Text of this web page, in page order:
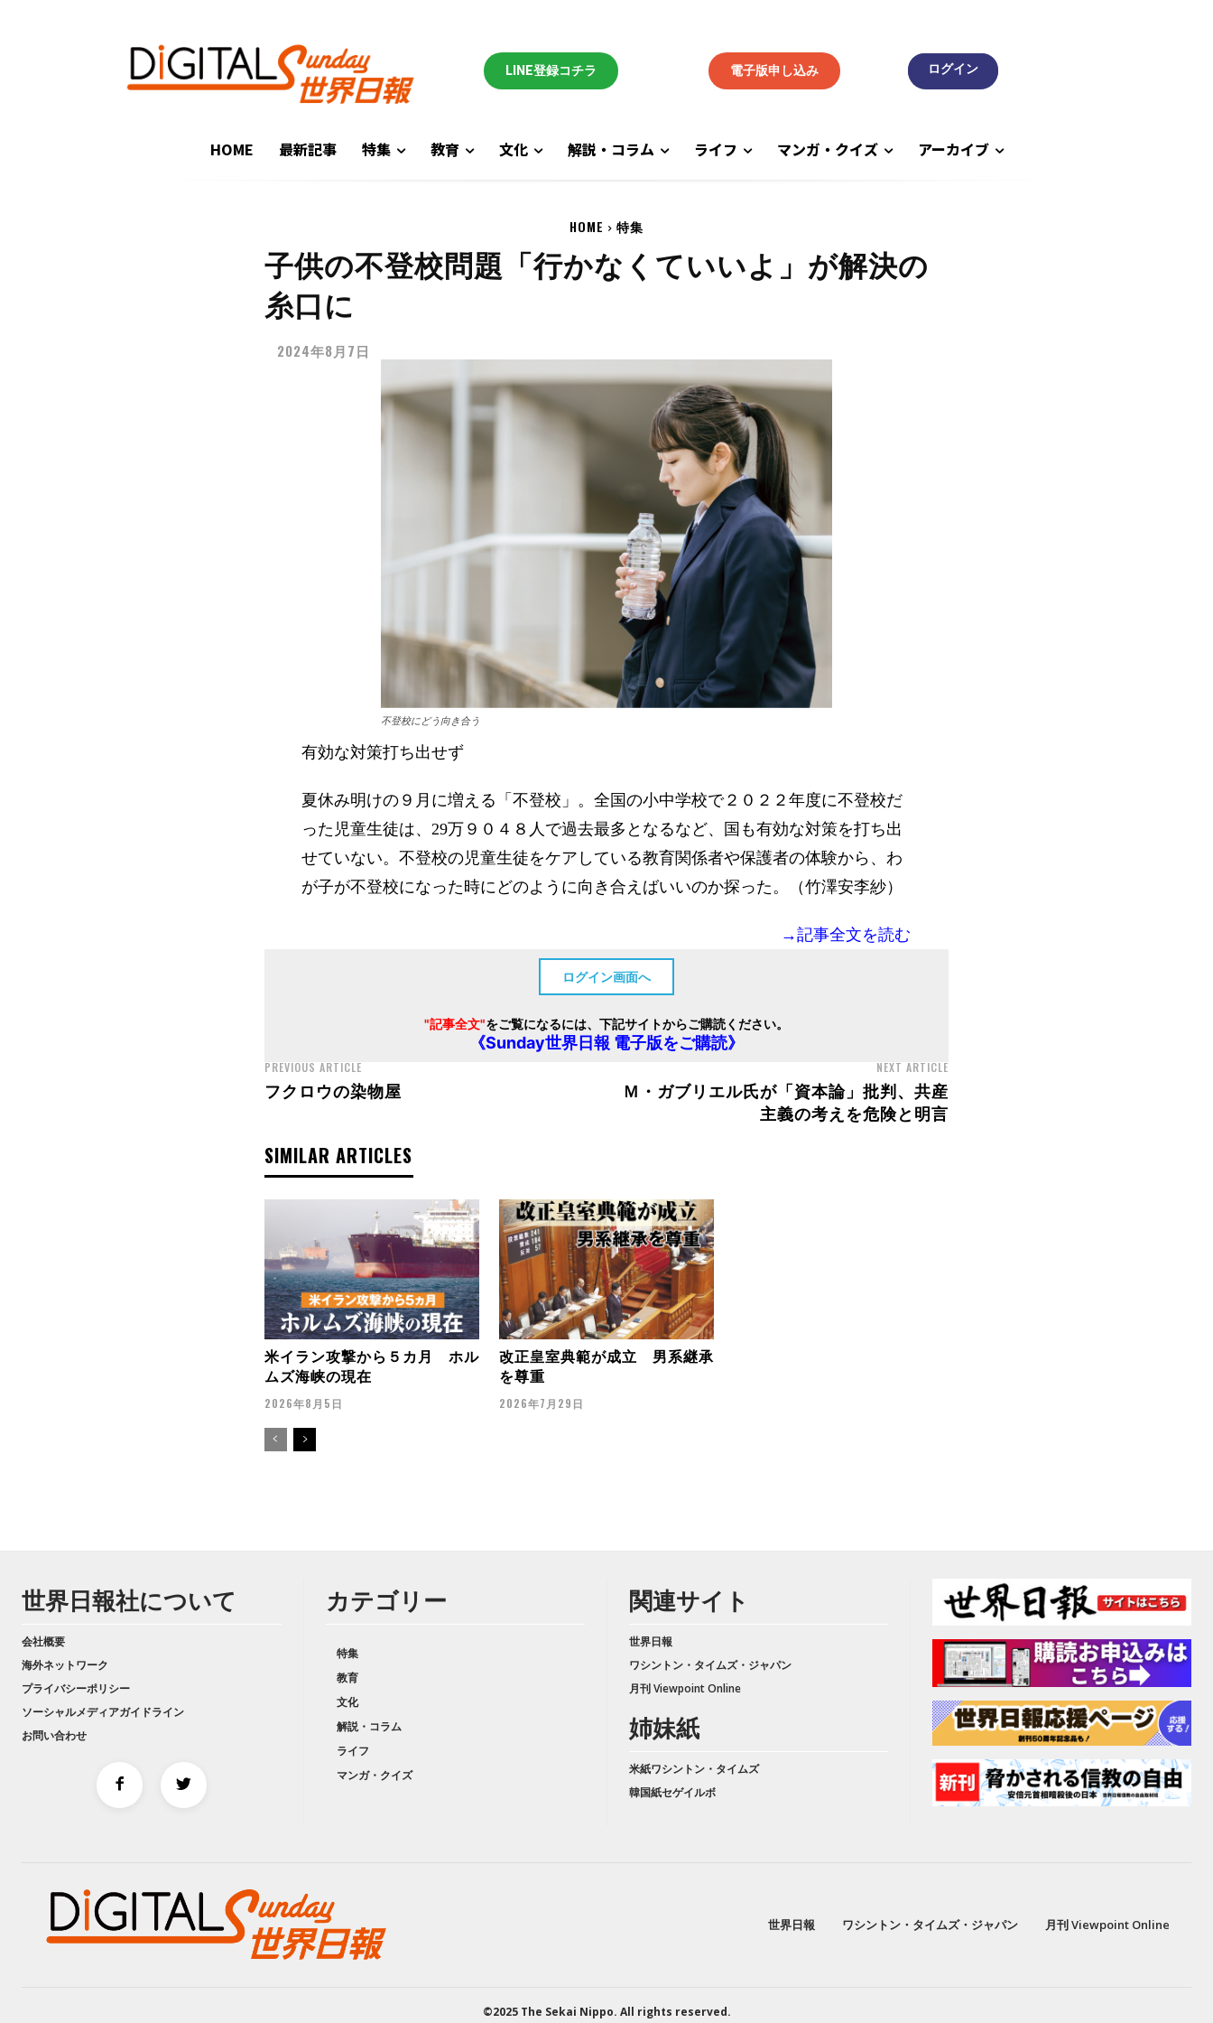
LINE登録コチラ 電子版申し込み
HOME 最新記事 特集 教育 文化 解説・コラム ライフ マンガ・クイズ アーカイブ
HOME 特集
子供の不登校問題「行かなくていいよ」が解決の
糸口に
2024年8月7日
不登校にどう向き合う
有効な対策打ち出せず
夏休み明けの９月に増える「不登校」。全国の小中学校で２０２２年度に不登校だ
った児童生徒は、29万９０４８人で過去最多となるなど、国も有効な対策を打ち出
せていない。不登校の児童生徒をケアしている教育関係者や保護者の体験から、わ
が子が不登校になった時にどのように向き合えばいいのか探った。（竹澤安李紗）
→記事全文を読む
ログイン画面へ
"記事全文"をご覧になるには、下記サイトからご購読ください。
《Sunday世界日報 電子版をご購読》
PREVIOUS ARTICLE
フクロウの染物屋
NEXT ARTICLE
Ｍ・ガブリエル氏が「資本論」批判、共産
主義の考えを危険と明言
SIMILAR ARTICLES
米イラン攻撃から５カ月 ホル
ムズ海峡の現在
2026年8月5日
改正皇室典範が成立 男系継承
を尊重
2026年7月29日
世界日報社について
会社概要
海外ネットワーク
プライバシーポリシー
ソーシャルメディアガイドライン
お問い合わせ
カテゴリー
特集
教育
文化
解説・コラム
ライフ
マンガ・クイズ
関連サイト
世界日報
ワシントン・タイムズ・ジャパン
月刊 Viewpoint Online
姉妹紙
米紙ワシントン・タイムズ
韓国紙セゲイルボ
世界日報 ワシントン・タイムズ・ジャパン 月刊 Viewpoint Online
©2025 The Sekai Nippo. All rights reserved.